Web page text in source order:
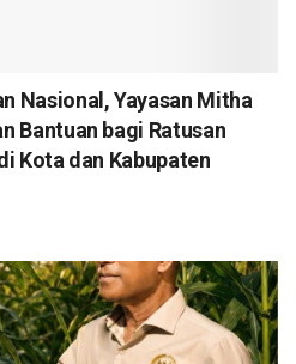
Nasional, Yayasan Mitha
Bantuan bagi Ratusan
Kota dan Kabupaten